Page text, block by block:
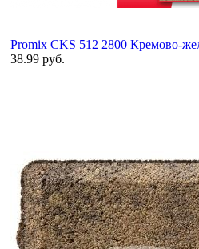
Promix CKS 512 2800 Кремово-
38.99 руб.